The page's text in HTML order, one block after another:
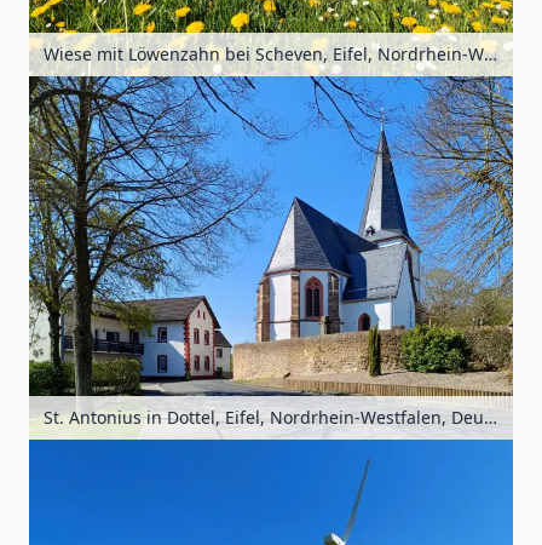
Wiese mit Löwenzahn bei Scheven, Eifel, Nordrhein-Westfalen, Deutschland
St. Antonius in Dottel, Eifel, Nordrhein-Westfalen, Deutschland